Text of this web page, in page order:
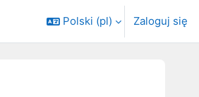
Polski ‎(pl)‎ Zaloguj się